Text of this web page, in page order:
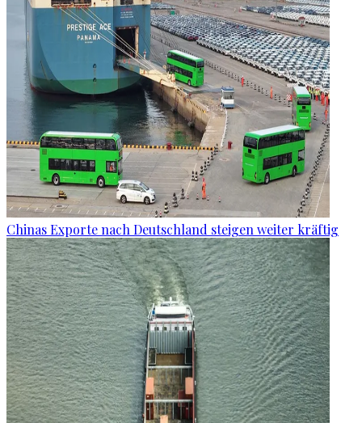
Chinas Exporte nach Deutschland steigen weiter kräftig